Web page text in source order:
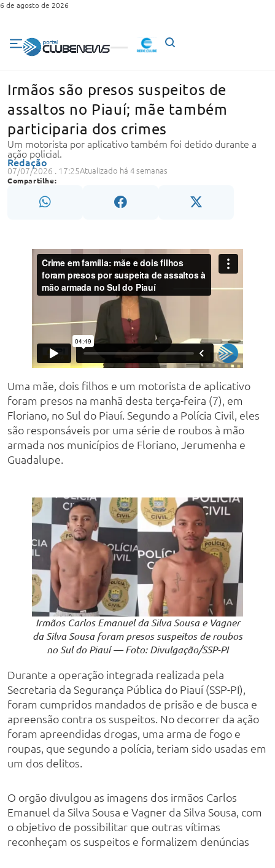
6 de agosto de 2026
Irmãos são presos suspeitos de
assaltos no Piauí; mãe também
participaria dos crimes
Um motorista por aplicativo também foi detido durante a
ação policial.
Redação
07/07/2026 . 17:25Atualizado há 4 semanas
Compartilhe:
Uma mãe, dois filhos e um motorista de aplicativo
foram presos na manhã desta terça-feira (7), em
Floriano, no Sul do Piauí. Segundo a Polícia Civil, eles
são responsáveis por uma série de roubos à mão
armada nos municípios de Floriano, Jerumenha e
Guadalupe.
Irmãos Carlos Emanuel da Silva Sousa e Vagner
da Silva Sousa foram presos suspeitos de roubos
no Sul do Piauí — Foto: Divulgação/SSP-PI
Durante a operação integrada realizada pela
Secretaria da Segurança Pública do Piauí (SSP-PI),
foram cumpridos mandados de prisão e de busca e
apreensão contra os suspeitos. No decorrer da ação
foram apreendidas drogas, uma arma de fogo e
roupas, que segundo a polícia, teriam sido usadas em
um dos delitos.
O orgão divulgou as imagens dos irmãos Carlos
Emanuel da Silva Sousa e Vagner da Silva Sousa, com
o objetivo de possibilitar que outras vítimas
reconheçam os suspeitos e formalizem denúncias